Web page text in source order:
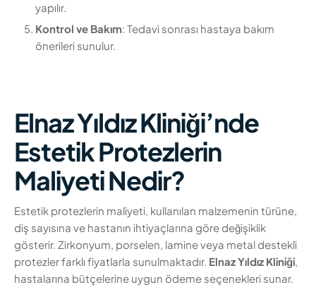
yapılır.
Kontrol ve Bakım: Tedavi sonrası hastaya bakım
önerileri sunulur.
Elnaz Yıldız Kliniği’nde
Estetik Protezlerin
Maliyeti Nedir?
Estetik protezlerin maliyeti, kullanılan malzemenin türüne,
diş sayısına ve hastanın ihtiyaçlarına göre değişiklik
gösterir. Zirkonyum, porselen, lamine veya metal destekli
protezler farklı fiyatlarla sunulmaktadır. Elnaz Yıldız Kliniği,
hastalarına bütçelerine uygun ödeme seçenekleri sunar.